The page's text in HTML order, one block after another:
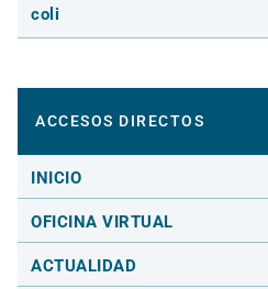
coli
ACCESOS DIRECTOS
INICIO
OFICINA VIRTUAL
ACTUALIDAD